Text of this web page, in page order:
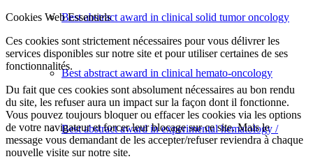
Best abstract award in clinical solid tumor oncology
Best abstract award in clinical hemato-oncology
Best abstract award in experimental hematology /
Cookies Web Essentiels
Ces cookies sont strictement nécessaires pour vous délivrer les
services disponibles sur notre site et pour utiliser certaines de ses
fonctionnalités.
Du fait que ces cookies sont absolument nécessaires au bon rendu
du site, les refuser aura un impact sur la façon dont il fonctionne.
Vous pouvez toujours bloquer ou effacer les cookies via les options
de votre navigateur et forcer leur blocage sur ce site. Mais le
message vous demandant de les accepter/refuser reviendra à chaque
nouvelle visite sur notre site.